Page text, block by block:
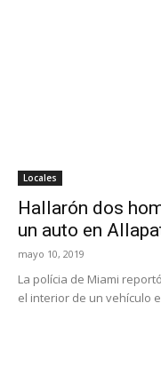
Locales
Hallarón dos
un auto en
mayo 10, 2019
La polícia de Miami
el interior de un vehículo